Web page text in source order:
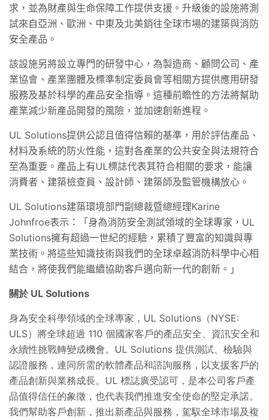
求，並為財產與生命保障工作提供支援。升級後的設施將測
試來自亞洲、歐洲、中東及北美銷往全球市場的建築與消防
安全產品。
該設施另將設立專門的研發中心，為製造商、顧問公司、產
業協會、產業團體及標準制定委員會等相關方提供應用研發
服務及基於科學的產品安全指導。這種前瞻性的方法將幫助
產業減少新產品開發的風險，並加速創新進程。
UL Solutions提供公認且值得信賴的基準，用於評估產品、
材料及系統的防火性能，這對各產業的公共安全與法規符合
至為重要。產品上有UL標誌代表其符合相關的要求，能讓
消費者、建築檢查員、設計師、建築師及監管機構放心。
UL Solutions建築環境部門副總裁暨總經理Karine
Johnfroe表示：「身為消防安全測試領域的全球專家， UL
Solutions擁有超過一世紀的經驗，累積了豐富的知識與專
業技術。將這些知識技術與我們的全球卓越消防科學中心相
結合，將使我們能繼續協助客戶邁向新一代的創新。」
關於 UL Solutions
身為安全科學領域的全球專家，UL Solutions（NYSE:
ULS）將全球超過 110 個國家客戶的產品安全、資訊安全和
永續性挑戰轉變成機會。UL Solutions 提供測試、檢驗與
認證服務，連同所需的軟體產品和諮詢服務，以支援客戶的
產品創新與業務成長。UL 標誌廣受認可，是本公司客戶產
品值得信任的象徵，也代表我們推進安全使命的堅定承諾。
我們幫助客戶創新，推出新產品與服務，駕馭全球市場及複